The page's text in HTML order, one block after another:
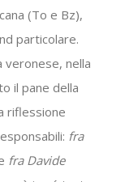
(To e Bz),
particolare.
veronese, nella
il pane della
riflessione
fra
fra Davide